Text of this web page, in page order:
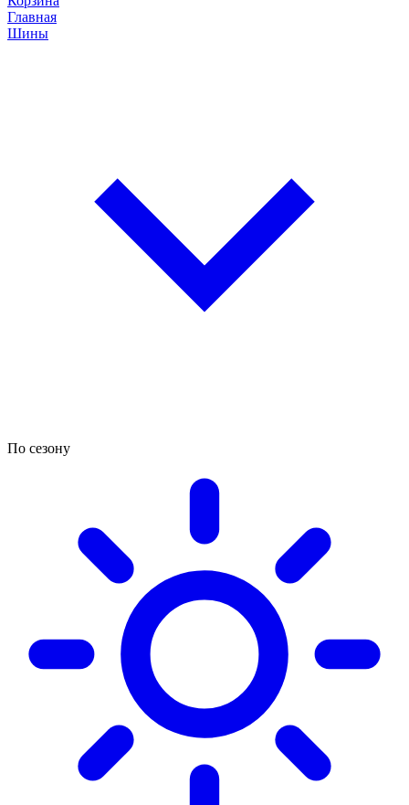
Главная
Шины
По сезону